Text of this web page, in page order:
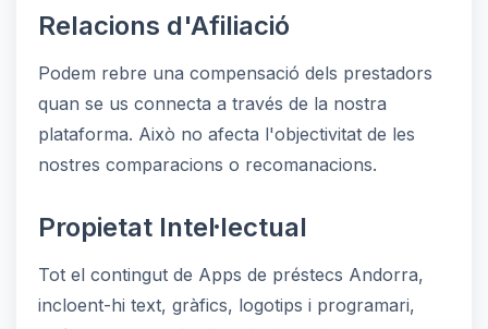
Relacions d'Afiliació
Podem rebre una compensació dels prestadors
quan se us connecta a través de la nostra
plataforma. Això no afecta l'objectivitat de les
nostres comparacions o recomanacions.
Propietat Intel·lectual
Tot el contingut de Apps de préstecs Andorra,
incloent-hi text, gràfics, logotips i programari,